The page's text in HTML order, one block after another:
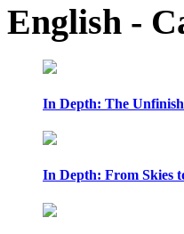
English -
In Depth: The
In Depth: From Skies